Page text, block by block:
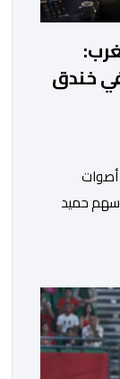
خندق
أصوات
حميد
المقيت
بوح “أبو